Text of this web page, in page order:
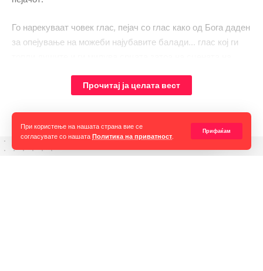
При користење на нашата страна вие се
согласувате со нашата Политика на приватност
Прифаќам
Го нарекуваат човек глас, пејач со глас како од Бога даден
за опејување на можеби најубавите балади… глас кој ги
музика, многу емоции и срце на тацна, онака како што тоа
Прочитај ја целата вест